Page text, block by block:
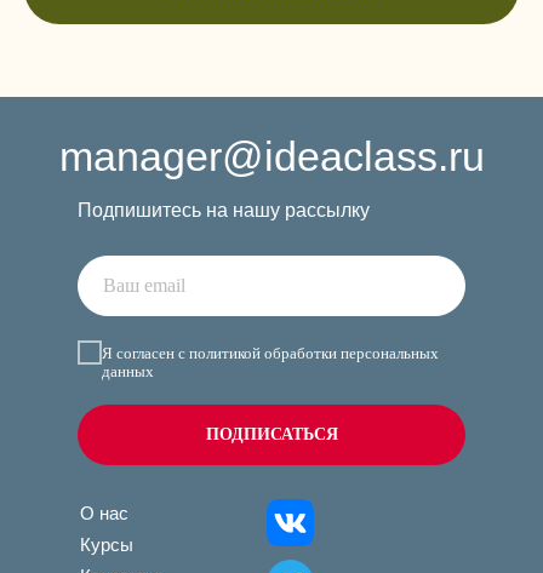
О нас
Курсы
manager@ideaclass.ru
Подпишитесь на нашу рассылку
Я согласен с политикой обработки персональных
данных
ПОДПИСАТЬСЯ